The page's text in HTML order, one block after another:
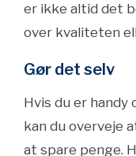
er ikke altid det
over kvaliteten
Gør det selv
Hvis du er handy
kan du overveje
at spare penge.